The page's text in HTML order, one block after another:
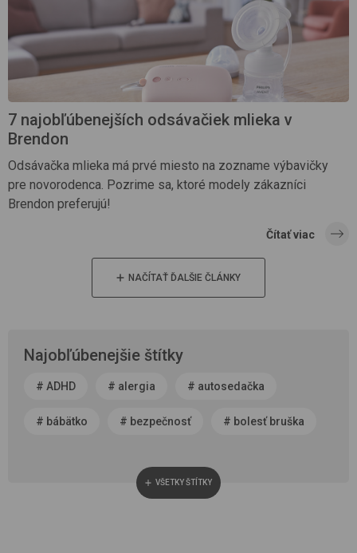
7 najobľúbenejších odsávačiek mlieka v
Brendon
Odsávačka mlieka má prvé miesto na zozname výbavičky
pre novorodenca. Pozrime sa, ktoré modely zákazníci
Brendon preferujú!
Čítať viac
NAČÍTAŤ ĎALŠIE ČLÁNKY
Najobľúbenejšie štítky
# ADHD # alergia # autosedačka
# bábätko # bezpečnosť # bolesť bruška
# chôdza, vývoj chodidla
VŠETKY ŠTÍTKY